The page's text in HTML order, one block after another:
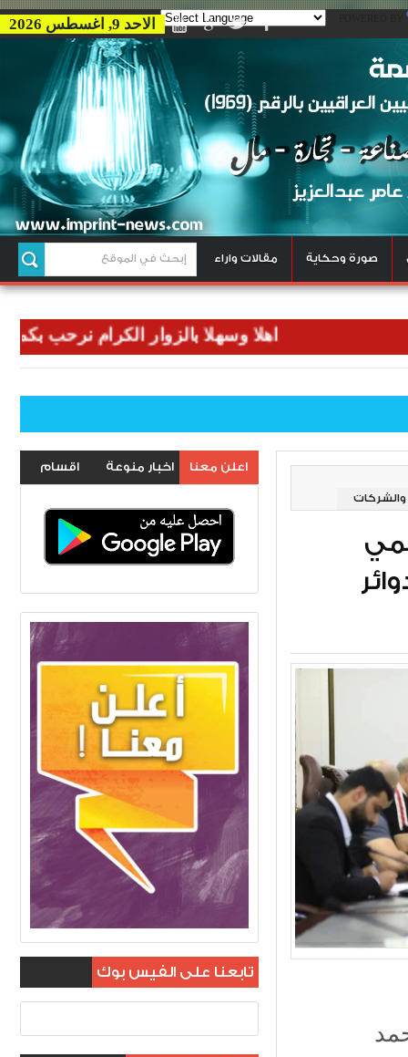
الاحد 9, اغسطس 2026
صورة وحكاية مقالات واراء
اهلا وسهلا بالزوار الكرام نرحب بكم في
والشركات
اعلن معنا اخبار منوعة
اقسام
تابعنا على الفيس بوك